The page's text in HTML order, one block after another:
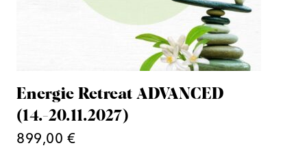
Energie Retreat ADVANCED
(14.-20.11.2027)
899,00€